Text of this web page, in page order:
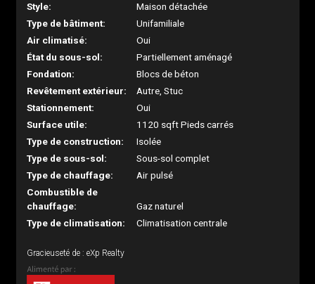
Style:
Maison détachée
Type de bâtiment:
Unifamiliale
Air climatisé:
Oui
État du sous-sol:
Partiellement aménagé
Fondation:
Blocs de béton
Revêtement extérieur:
Autre, Stuc
Stationnement:
Oui
Surface utile:
1120 sqft Pieds carrés
Type de construction:
Isolée
Type de sous-sol:
Sous-sol complet
Type de chauffage:
Air pulsé
Combustible de
chauffage:
Gaz naturel
Type de climatisation:
Climatisation centrale
Gracieuseté de : eXp Realty